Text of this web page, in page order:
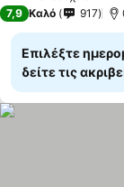
7,9 Καλό 917
Επιλέξτε
δείτε τις